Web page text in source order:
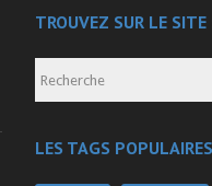
TROUVEZ SUR LE SITE
LES TAGS